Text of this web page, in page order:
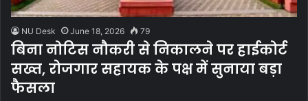
NU Desk June 18, 2026 79
बिना नोटिस नौकरी से निकालने पर हाईकोर्ट
सख्त, रोजगार सहायक के पक्ष में सुनाया बड़ा
फैसला